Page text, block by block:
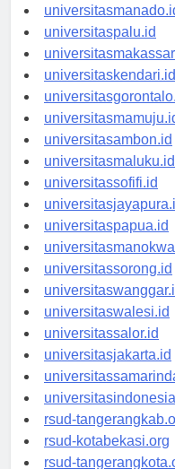
universitasmanado.id
universitaspalu.id
universitaskendari.id
universitasmamuju.id
universitasambon.id
universitasmaluku.id
universitassofifi.id
universitaspapua.id
universitassorong.id
universitaswanggar.id
universitaswalesi.id
universitassalor.id
universitasjakarta.id
rsud-
rsud-kotabekasi.org